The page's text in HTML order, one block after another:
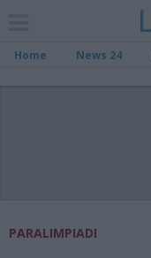
Home News 24
PARALIMPIADI